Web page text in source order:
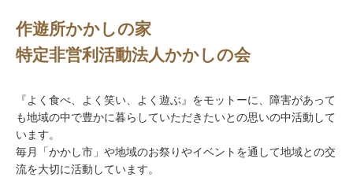
作遊所かかしの家
特定非営利活動法人かかしの会
『よく食べ、よく笑い、よく遊ぶ』をモットーに、障害があって
も地域の中で豊かに暮らしていただきたいとの思いの中活動して
います。
毎月「かかし市」や地域のお祭りやイベントを通して地域との交
流を大切に活動しています。